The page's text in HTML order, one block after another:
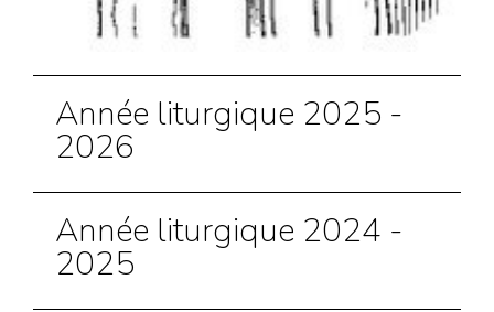
Année liturgique 2025 -
2026
Année liturgique 2024 -
2025